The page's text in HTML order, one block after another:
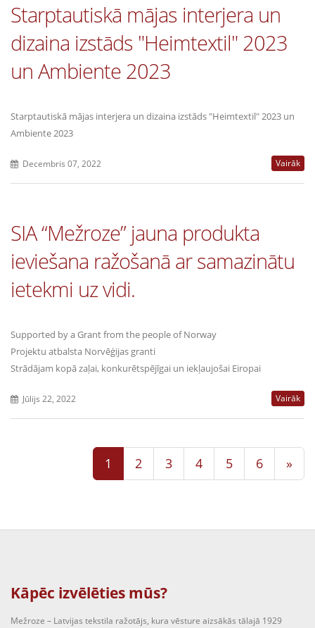
Starptautiskā mājas interjera un
dizaina izstāds "Heimtextil" 2023
un Ambiente 2023
Starptautiskā mājas interjera un dizaina izstāds "Heimtextil" 2023 un
Ambiente 2023
Decembris 07, 2022 Vairāk
SIA “Mežroze” jauna produkta
ieviešana ražošanā ar samazinātu
ietekmi uz vidi.
Supported by a Grant from the people of Norway
Projektu atbalsta Norvēģijas granti
Strādājam kopā zaļai, konkurētspējīgai un iekļaujošai Eiropai
Jūlijs 22, 2022 Vairāk
1 2 3 4 5 6 »
Kāpēc izvēlēties mūs?
Mežroze – Latvijas tekstila ražotājs, kura vēsture aizsākās tālajā 1929